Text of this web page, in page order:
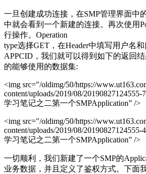
一旦创建成功连接，在SMP管理界面中
中就会看到一个新建的连接。再次使用
行操作。Operation
type选择GET，在Header中填写用户名
APPCID，我们就可以得到如下的返回
的能够使用的数据集:
<img src="/oldimg/50/https://
content/uploads/2019/08/
学习笔记之二第一个SMPApplication” />
<img src="/oldimg/50/https://
content/uploads/2019/08/
学习笔记之二第一个SMPApplication” />
一切顺利，我们新建了一个SMP的
业务数据，并且定义了鉴权方式。下面